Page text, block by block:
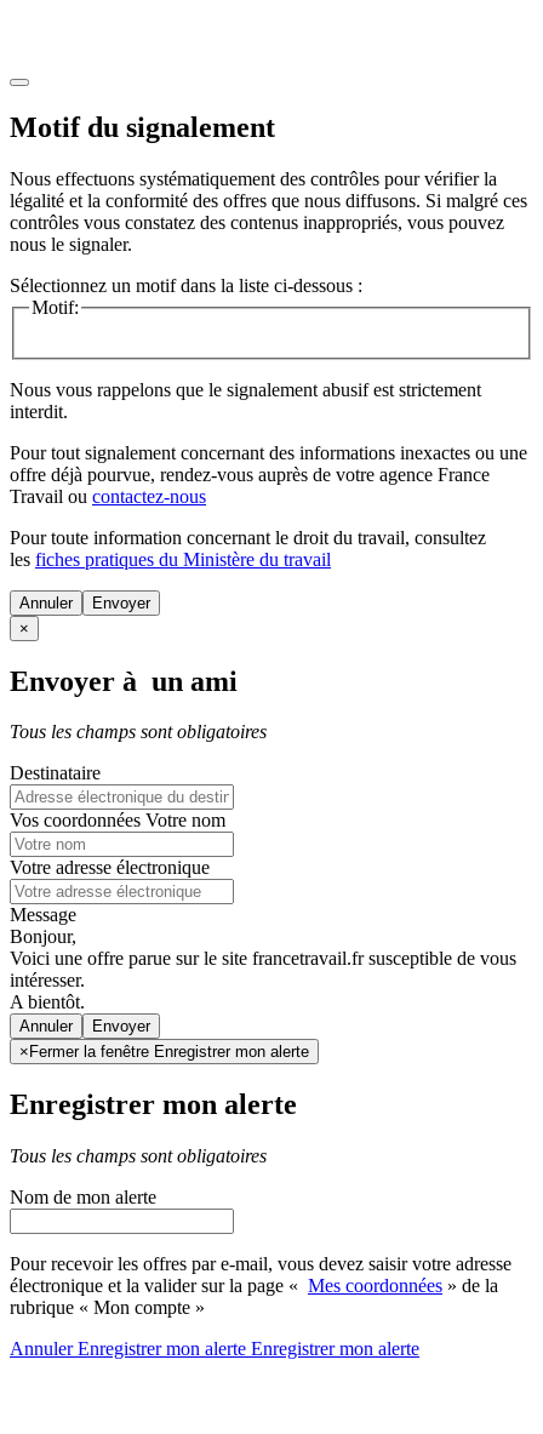
Motif du signalement
Nous effectuons systématiquement des contrôles pour vérifier la
légalité et la conformité des offres que nous diffusons. Si malgré ces
contrôles vous constatez des contenus inappropriés, vous pouvez
nous le signaler.
Sélectionnez un motif dans la liste ci-dessous :
Motif:
Nous vous rappelons que le signalement abusif est strictement
interdit.
Pour tout signalement concernant des informations inexactes ou une
offre déjà pourvue, rendez-vous auprès de votre agence France
Travail ou contactez-nous
Pour toute information concernant le droit du travail, consultez
les fiches pratiques du Ministère du travail
Annuler
×
Envoyer à un ami
Tous les champs sont obligatoires
Destinataire
Vos coordonnées Votre nom
Votre adresse électronique
Message
Bonjour,
Voici une offre parue sur le site francetravail.fr susceptible de vous
intéresser.
A bientôt.
Annuler
× Fermer la fenêtre Enregistrer mon alerte
Enregistrer mon alerte
Tous les champs sont obligatoires
Nom de mon alerte
Pour recevoir les offres par e-mail, vous devez saisir votre adresse
électronique et la valider sur la page « Mes coordonnées » de la
rubrique « Mon compte »
AnnulerEnregistrer mon alerte Enregistrermon alerte